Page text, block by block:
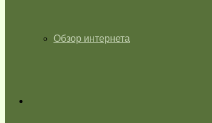
Обзор интернета